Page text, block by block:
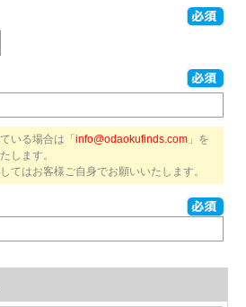
いる場合は「 info@odaokufinds.com 」を
します。
てはお客様ご自身でお願いいたします。